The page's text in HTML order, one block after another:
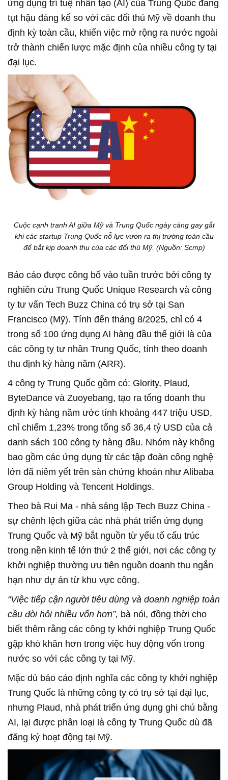
ứng dụng trí tuệ nhân tạo (AI) của Trung Quốc đang
tụt hậu đáng kể so với các đối thủ Mỹ về doanh thu
định kỳ toàn cầu, khiến việc mở rộng ra nước ngoài
trở thành chiến lược mặc định của nhiều công ty tại
đại lục.
Cuộc cạnh tranh AI giữa Mỹ và Trung Quốc ngày càng gay gắt
khi các startup Trung Quốc nỗ lực vươn ra thị trường toàn cầu
để bắt kịp doanh thu của các đối thủ Mỹ. (Nguồn: Scmp)
Báo cáo được công bố vào tuần trước bởi công ty
nghiên cứu Trung Quốc Unique Research và công
ty tư vấn Tech Buzz China có trụ sở tại San
Francisco (Mỹ). Tính đến tháng 8/2025, chỉ có 4
trong số 100 ứng dụng AI hàng đầu thế giới là của
các công ty tư nhân Trung Quốc, tính theo doanh
thu định kỳ hàng năm (ARR).
4 công ty Trung Quốc gồm có: Glority, Plaud,
ByteDance và Zuoyebang, tạo ra tổng doanh thu
định kỳ hàng năm ước tính khoảng 447 triệu USD,
chỉ chiếm 1,23% trong tổng số 36,4 tỷ USD của cả
danh sách 100 công ty hàng đầu. Nhóm này không
bao gồm các ứng dụng từ các tập đoàn công nghệ
lớn đã niêm yết trên sàn chứng khoán như Alibaba
Group Holding và Tencent Holdings.
Theo bà Rui Ma - nhà sáng lập Tech Buzz China -
sự chênh lệch giữa các nhà phát triển ứng dụng
Trung Quốc và Mỹ bắt nguồn từ yếu tố cấu trúc
trong nền kinh tế lớn thứ 2 thế giới, nơi các công ty
khởi nghiệp thường ưu tiên nguồn doanh thu ngắn
hạn như dự án từ khu vực công.
“Việc tiếp cận người tiêu dùng và doanh nghiệp toàn
cầu đòi hỏi nhiều vốn hơn”, bà nói, đồng thời cho
biết thêm rằng các công ty khởi nghiệp Trung Quốc
gặp khó khăn hơn trong việc huy động vốn trong
nước so với các công ty tại Mỹ.
Mặc dù báo cáo định nghĩa các công ty khởi nghiệp
Trung Quốc là những công ty có trụ sở tại đại lục,
nhưng Plaud, nhà phát triển ứng dụng ghi chú bằng
AI, lại được phân loại là công ty Trung Quốc dù đã
đăng ký hoạt động tại Mỹ.